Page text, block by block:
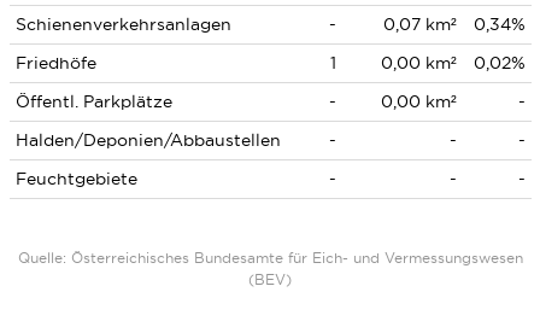
Schienenverkehrsanlagen
- 0,07 km²
0,34%
Friedhöfe
1 0,00 km²
0,02%
Öffentl. Parkplätze
- 0,00 km²
-
Halden/Deponien/Abbaustellen
- -
-
Feuchtgebiete
- - -
Quelle: Österreichisches Bundesamte für Eich- und Vermessungswesen
(BEV)